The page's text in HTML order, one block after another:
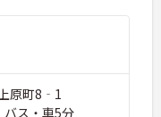
原町8‐1
バス・車5分